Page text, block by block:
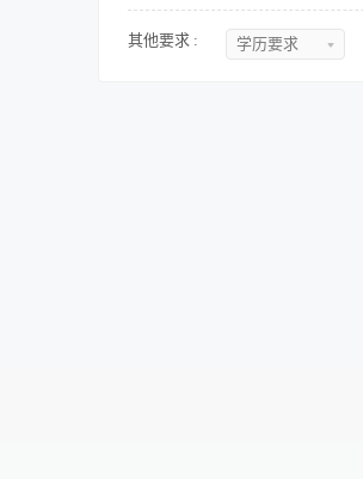
其他要求 : 学历要求